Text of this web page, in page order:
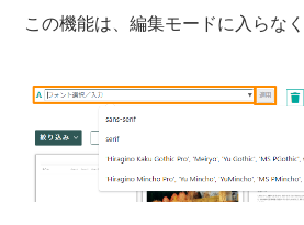
この機能は、編集モードに入らな